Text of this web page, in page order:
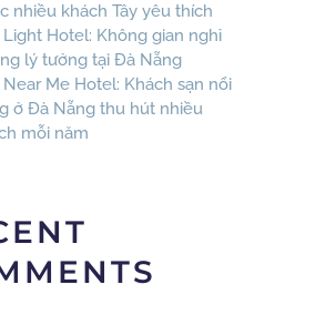
nhiều khách Tây yêu thích
Light Hotel: Không gian nghỉ
lý tưởng tại Đà Nẵng
Near Me Hotel: Khách sạn nổi
ở Đà Nẵng thu hút nhiều
mỗi năm